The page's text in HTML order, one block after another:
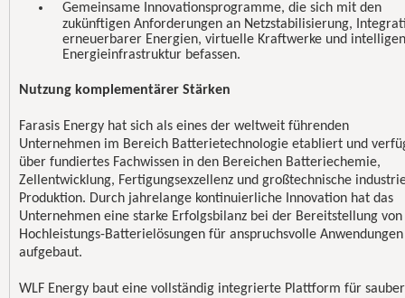
Gemeinsame Innovationsprogramme, die sich mit den
zukünftigen Anforderungen an Netzstabilisierung,
erneuerbarer Energien, virtuelle Kraftwerke und
Energieinfrastruktur befassen.
Nutzung komplementärer Stärken
Farasis Energy hat sich als eines der weltweit führenden
Unternehmen im Bereich Batterietechnologie etabliert und
über fundiertes Fachwissen in den Bereichen Batteriechemie,
Zellentwicklung, Fertigungsexzellenz und großtechnische
Produktion. Durch jahrelange kontinuierliche Innovation hat das
Unternehmen eine starke Erfolgsbilanz bei der Bereitstellung von
Hochleistungs-Batterielösungen für anspruchsvolle Anwendungen
aufgebaut.
WLF Energy baut eine vollständig integrierte Plattform für